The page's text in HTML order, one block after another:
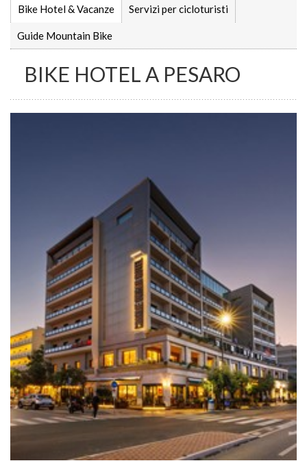
Bike Hotel & Vacanze Servizi per cicloturisti
Guide Mountain Bike
BIKE HOTEL A PESARO